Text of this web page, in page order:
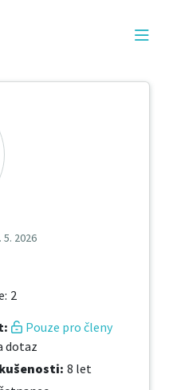
5. 2026
: 2
:
Pouze pro členy
dotaz
: 8 let